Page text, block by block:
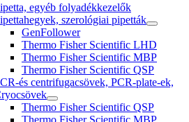
egyéb folyadékkezelők
szerológiai pipetták
GenFollower
Thermo Fisher Scientific LHD
Thermo Fisher Scientific MBP
Thermo Fisher Scientific QSP
és centrifugacsövek, PCR-plate-ek,
Thermo Fisher Scientific QSP
Thermo Fisher Scientific MBP